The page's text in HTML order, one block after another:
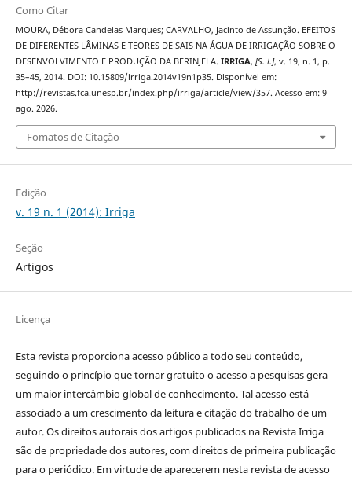
Como Citar
MOURA, Débora Candeias Marques; CARVALHO, Jacinto de Assunção. EFEITOS
DE DIFERENTES LÂMINAS E TEORES DE SAIS NA ÁGUA DE IRRIGAÇÃO SOBRE O
DESENVOLVIMENTO E PRODUÇÃO DA BERINJELA. IRRIGA, [S. l.], v. 19, n. 1, p.
35–45, 2014. DOI: 10.15809/irriga.2014v19n1p35. Disponível em:
http://revistas.fca.unesp.br/index.php/irriga/article/view/357. Acesso em: 9
ago. 2026.
Fomatos de Citação
Edição
v. 19 n. 1 (2014): Irriga
Seção
Artigos
Licença
Esta revista proporciona acesso público a todo seu conteúdo,
seguindo o princípio que tornar gratuito o acesso a pesquisas gera
um maior intercâmbio global de conhecimento. Tal acesso está
associado a um crescimento da leitura e citação do trabalho de um
autor. Os direitos autorais dos artigos publicados na Revista Irriga
são de propriedade dos autores, com direitos de primeira publicação
para o periódico. Em virtude de aparecerem nesta revista de acesso